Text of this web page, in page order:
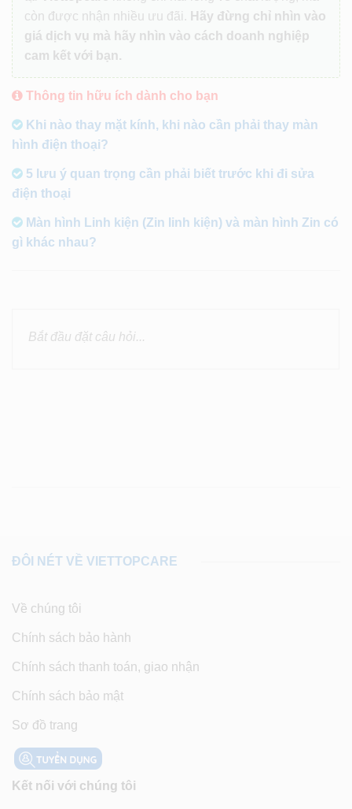
còn được nhận nhiều ưu đãi. Hãy đừng chỉ nhìn vào
giá dịch vụ mà hãy nhìn vào cách doanh nghiệp
cam kết với bạn.
Thông tin hữu ích dành cho bạn
Khi nào thay mặt kính, khi nào cần phải thay màn
hình điện thoại?
5 lưu ý quan trọng cần phải biết trước khi đi sửa
điện thoại
Màn hình Linh kiện (Zin linh kiện) và màn hình Zin có
gì khác nhau?
ĐÔI NÉT VỀ VIETTOPCARE
Về chúng tôi
Chính sách bảo hành
Chính sách thanh toán, giao nhận
Chính sách bảo mật
Sơ đồ trang
Kết nối với chúng tôi